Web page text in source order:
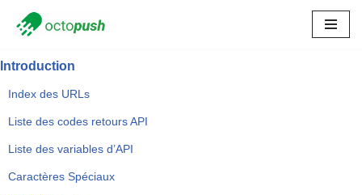
to
Introduction
Index des URLs
Liste des codes retours API
Liste des variables d’API
Caractères Spéciaux